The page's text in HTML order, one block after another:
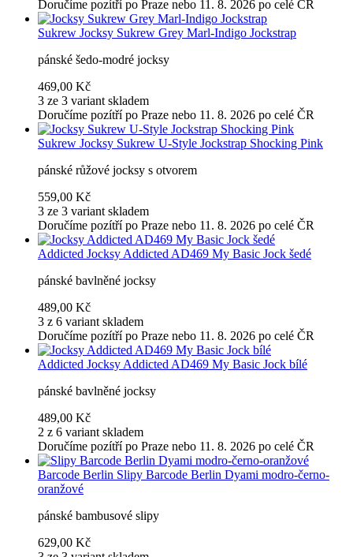
Doručíme pozítří po Praze nebo 11. 8. 2026 po celé ČR
Sukrew Jocksy Sukrew Grey Marl-Indigo Jockstrap
pánské šedo-modré jocksy
469,00 Kč
3 ze 3 variant skladem
Doručíme pozítří po Praze nebo 11. 8. 2026 po celé ČR
Sukrew Jocksy Sukrew U-Style Jockstrap Shocking Pink
pánské růžové jocksy s otvorem
559,00 Kč
3 ze 3 variant skladem
Doručíme pozítří po Praze nebo 11. 8. 2026 po celé ČR
Addicted Jocksy Addicted AD469 My Basic Jock šedé
pánské bavlněné jocksy
489,00 Kč
3 z 6 variant skladem
Doručíme pozítří po Praze nebo 11. 8. 2026 po celé ČR
Addicted Jocksy Addicted AD469 My Basic Jock bílé
pánské bavlněné jocksy
489,00 Kč
2 z 6 variant skladem
Doručíme pozítří po Praze nebo 11. 8. 2026 po celé ČR
Barcode Berlin Slipy Barcode Berlin Dyami modro-černo-
oranžové
pánské bambusové slipy
629,00 Kč